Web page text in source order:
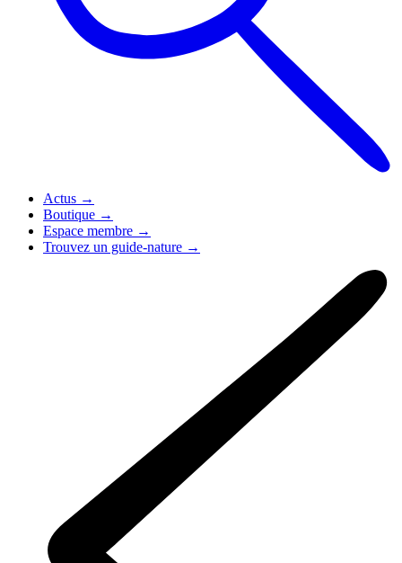
Actus →
Boutique →
Espace membre →
Trouvez un guide-nature →